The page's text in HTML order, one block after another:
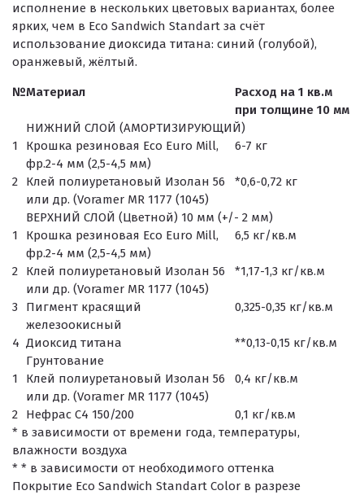
исполнение в нескольких цветовых вариантах, более
ярких, чем в Eco Sandwich Standart за счёт
использование диоксида титана: синий (голубой),
оранжевый, жёлтый.
№Материал
Расход на 1 кв.м
при толщине 10 мм
НИЖНИЙ СЛОЙ (АМОРТИЗИРУЮЩИЙ)
1
Крошка резиновая Eco Euro Mill,
фр.2-4 мм (2,5-4,5 мм)
6-7 кг
2
Клей полиуретановый Изолан 56
или др. (Voramer MR 1177 (1045)
*0,6-0,72 кг
ВЕРХНИЙ СЛОЙ (Цветной) 10 мм (+/- 2 мм)
1
Крошка резиновая Eco Euro Mill,
фр.2-4 мм (2,5-4,5 мм)
6,5 кг/кв.м
2
Клей полиуретановый Изолан 56
или др. (Voramer MR 1177 (1045)
*1,17-1,3 кг/кв.м
3
Пигмент красящий
железоокисный
0,325-0,35 кг/кв.м
4 Диоксид титана
**0,13-0,15 кг/кв.м
Грунтование
1
Клей полиуретановый Изолан 56
или др. (Voramer MR 1177 (1045)
0,4 кг/кв.м
2 Нефрас С4 150/200
0,1 кг/кв.м
* в зависимости от времени года, температуры,
влажности воздуха
* * в зависимости от необходимого оттенка
Покрытие Eco Sandwich Standart Color в разрезе